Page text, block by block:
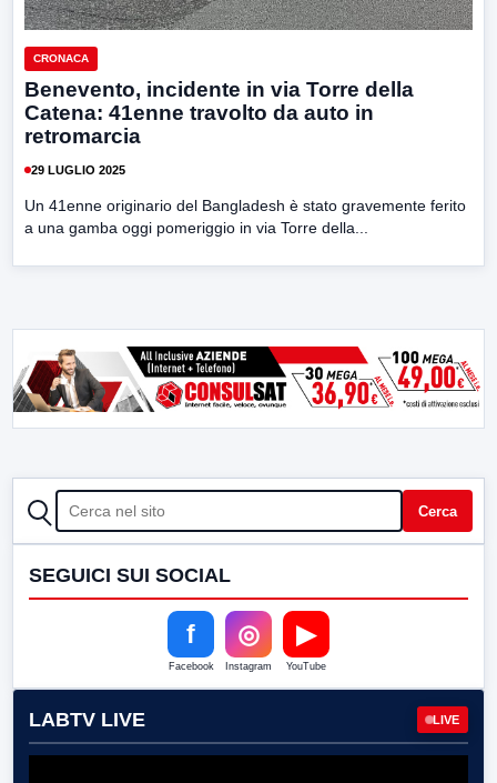
CRONACA
Benevento, incidente in via Torre della
Catena: 41enne travolto da auto in
retromarcia
29 LUGLIO 2025
Un 41enne originario del Bangladesh è stato gravemente ferito
a una gamba oggi pomeriggio in via Torre della...
CERCA Cerca
SEGUICI SUI SOCIAL
f
Facebook
◎
Instagram
▶
YouTube
LABTV LIVE LIVE